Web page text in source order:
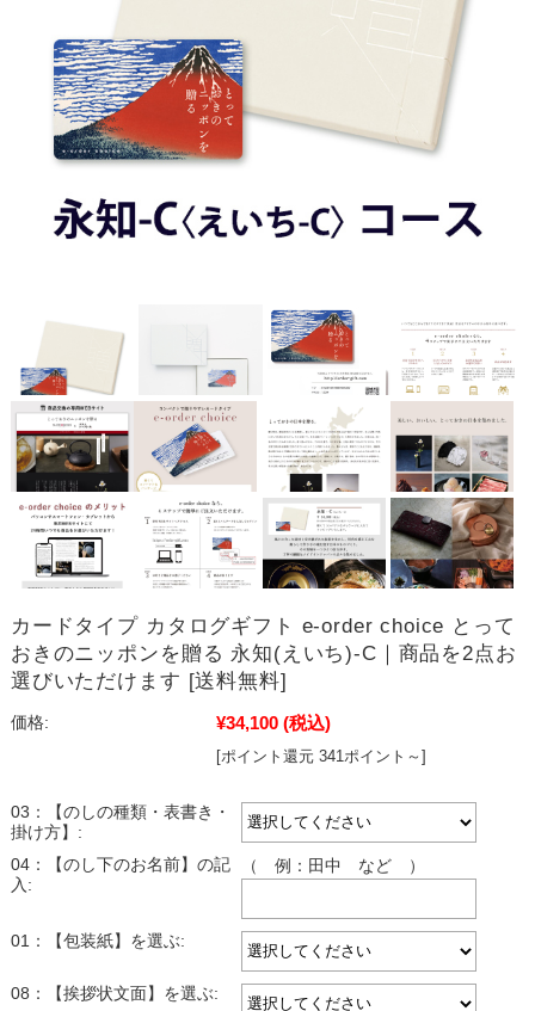
カードタイプ カタログギフト e-order choice とって
おきのニッポンを贈る 永知(えいち)-C｜商品を2点お
選びいただけます [送料無料]
価格: ¥34,100 (税込)
[ポイント還元 341ポイント～]
03：【のしの種類・表書き・
掛け方】:
04：【のし下のお名前】の記
入:
（ 例：田中 など ）
01：【包装紙】を選ぶ:
08：【挨拶状文面】を選ぶ: